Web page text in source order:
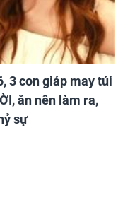
3 con giáp may túi
ăn nên làm ra,
sự